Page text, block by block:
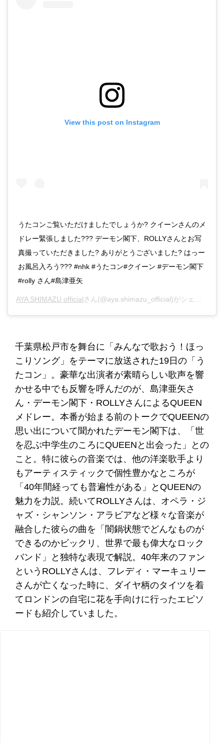
View this post on Instagram
うたコンご覧いただけましたでしょうか? クイーンさんのメ
ドレー緊張しました??? デーモン閣下、ROLLYさんとお写
真撮っていただきました? ありがとうございました? はっー
お風呂入ろう??? #nhk #うたコン#クイーン #デーモン閣下
#rolly さん#島津亜矢
AYA SHIMAZU officialさん(@aya.shimazu_official)がシェアした投稿 -
千葉県松戸市を舞台に「みんなで歌おう！ほっ
こりソング」をテーマに放送された19日の「う
たコン」。豪華な出演者が素晴らしい歌声を響
かせる中でも反響を呼んだのが、島津亜矢さ
ん・デーモン閣下・ROLLYさんによるQUEEN
メドレー。本番が始まる前のトークでQUEENの
思い出について聞かれたデーモン閣下は、「世
を忍ぶ中学生のころにQUEENと出会った」との
こと。特に彼らの音楽では、他の洋楽歌手より
もアーティスティックで個性豊かなところが
「40年間経っても普遍性がある」とQUEENの
魅力を力説。続いてROLLYさんは、オペラ・ジ
ャズ・シャンソン・アラビアなど様々な音楽が
融合した彼らの曲を「闇鍋状態でどんなものが
できるのかビックリ、世界で最も偉大なロック
バンド」と独特な表現で解説。40年来のファン
というROLLYさんは、フレディ・マーキュリー
さんが亡くなった時に、ダイヤ柄のタイツを着
てロンドンの自宅に花を手向けに行ったエピソ
ードも紹介していました。